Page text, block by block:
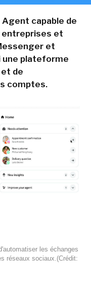
capable de
entreprises et
et
une plateforme
de
comptes.
les échanges
réseaux sociaux.(Crédit: